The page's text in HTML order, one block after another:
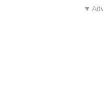
▼